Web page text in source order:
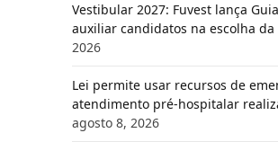
Vestibular 2027: Fuvest lança
auxiliar candidatos na escolha da
2026
Lei permite usar recursos de
atendimento pré-hospitalar
agosto 8, 2026